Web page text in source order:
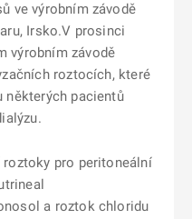
ve výrobním závodě
Irsko.V prosinci
výrobním závodě
roztocích, které
některých pacientů
pro peritoneální
a roztok chloridu